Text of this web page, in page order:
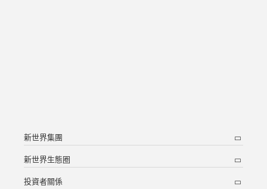
新世界集團
新世界生態圈
投資者關係